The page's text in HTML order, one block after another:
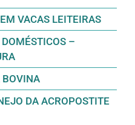
VACAS LEITEIRAS
–
BOVINA
DA ACROPOSTITE